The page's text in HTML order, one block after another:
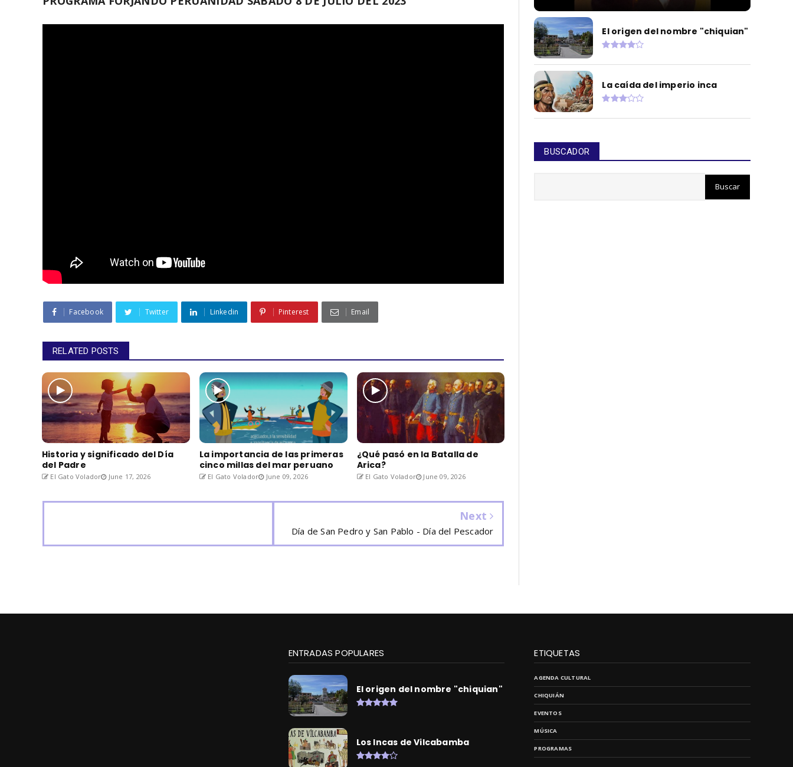
Facebook Twitter Linkedin Pinterest Email
RELATED POSTS
Historia y significado del Día
del Padre
El Gato Volador June 17, 2026
La importancia de las primeras
cinco millas del mar peruano
El Gato Volador June 09, 2026
¿Qué pasó en la Batalla de
Arica?
El Gato Volador June 09, 2026
Next
Día de San Pedro y San Pablo - Día del Pescador
El origen del nombre "chiquian"
La caída del imperio inca
BUSCADOR
ENTRADAS POPULARES
El origen del nombre "chiquian"
Los Incas de Vilcabamba
ETIQUETAS
AGENDA CULTURAL
CHIQUIÁN
EVENTOS
MÚSICA
PROGRAMAS